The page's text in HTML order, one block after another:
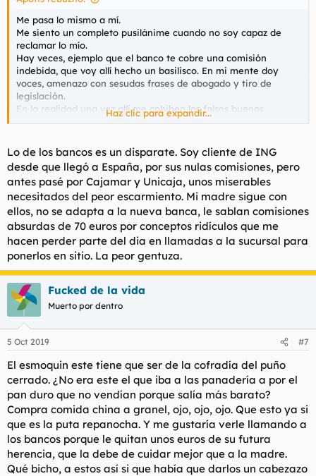
Me pasa lo mismo a mí.
Me siento un completo pusilánime cuando no soy capaz de
reclamar lo mío.
Hay veces, ejemplo que el banco te cobre una comisión
indebida, que voy allí hecho un basilisco. En mi mente doy
voces, amenazo con sesudas frases de abogado y tiro de
legislación.
En la realidad una vez allí me cohiben los falsos buenos
modales con los que me tratan y reclamo tibiamente.
lo reclamado entregado pero prácticamente dándoles las
gracias por darme lo que es mío y con una sensación de ser un
asqueroso y despreciable ser humano.
Cuando me torean digo " se van a cagar la próxima vez".
Ni puto caso, soy un ser que mueve a la risa.
Haz clic para expandir...
Lo de los bancos es un disparate. Soy cliente de ING
desde que llegó a España, por sus nulas comisiones, pero
antes pasé por Cajamar y Unicaja, unos miserables
necesitados del peor escarmiento. Mi madre sigue con
ellos, no se adapta a la nueva banca, le sablan comisiones
absurdas de 70 euros por conceptos ridículos que me
hacen perder parte del dia en llamadas a la sucursal para
ponerlos en sitio. La peor gentuza.
Fucked de la vida
Muerto por dentro
5 Oct 2019 #7
El esmoquin este tiene que ser de la cofradía del puño
cerrado. ¿No era este el que iba a las panadería a por el
pan duro que no vendían porque salía más barato?
Compra comida china a granel, ojo, ojo, ojo. Que esto ya si
que es la puta repanocha. Y me gustaría verle llamando a
los bancos porque le quitan unos euros de su futura
herencia, que la debe de cuidar mejor que a la madre.
Qué bicho, a estos así si que había que darlos un cabezazo